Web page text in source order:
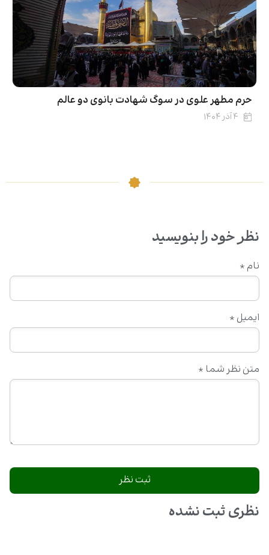
حرم مطهر علوی در سوگ شهادت بانوی دو عالم
۴ آذر ۱۴۰۴
نظر خود را بنویسید
متن نظر شما *
نام *
ایمیل *
نظری ثبت نشده